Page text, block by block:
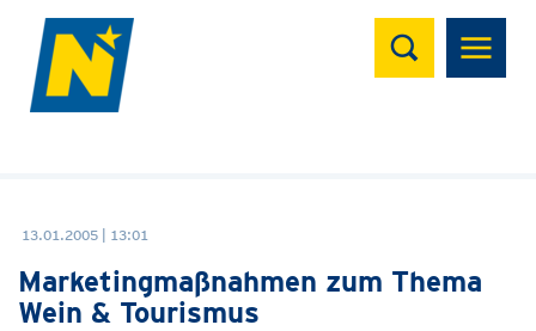
Suchen
13.01.2005 | 13:01
Marketingmaßnahmen zum Thema
Wein & Tourismus